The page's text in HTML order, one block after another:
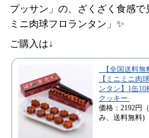
プッサン」の、ざくざく食感
ミニ肉球フロランタン」✨
ご購入は↓
【全国送料無
【ミニミニ肉
ンタン】1缶10
クッキー
価格：2192円
み、送料無料)